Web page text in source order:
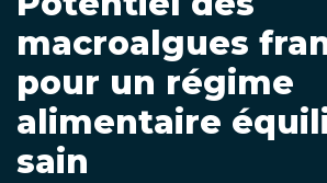
macroalgues
pour un régime
alimentaire
sain